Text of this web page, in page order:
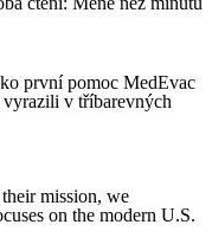
první pomoc MedEvac
vyrazili v tříbarevných
mission, we
on the modern U.S.